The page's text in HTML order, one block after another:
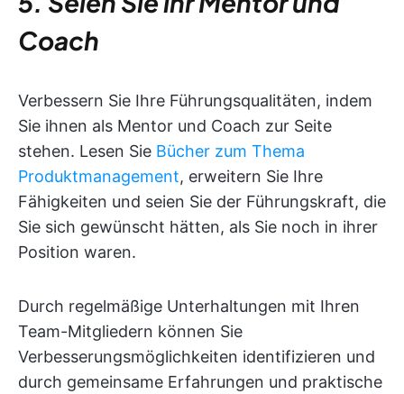
Coach
Verbessern Sie Ihre Führungsqualitäten, indem
Sie ihnen als Mentor und Coach zur Seite
stehen. Lesen Sie Bücher zum Thema
Produktmanagement, erweitern Sie Ihre
Fähigkeiten und seien Sie der Führungskraft, die
Sie sich gewünscht hätten, als Sie noch in ihrer
Position waren.
Durch regelmäßige Unterhaltungen mit Ihren
Team-Mitgliedern können Sie
Verbesserungsmöglichkeiten identifizieren und
durch gemeinsame Erfahrungen und praktische